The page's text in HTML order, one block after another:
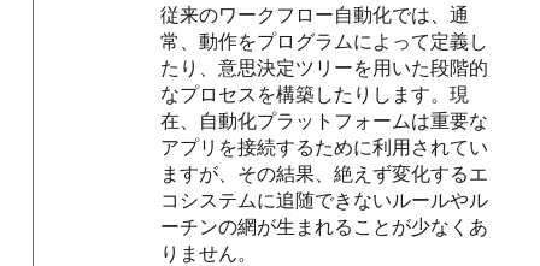
従来のワークフロー自動化では、通
常、動作をプログラムによって定義し
たり、意思決定ツリーを用いた段階的
なプロセスを構築したりします。現
在、自動化プラットフォームは重要な
アプリを接続するために利用されてい
ますが、その結果、絶えず変化するエ
コシステムに追随できないルールやル
ーチンの網が生まれることが少なくあ
りません。